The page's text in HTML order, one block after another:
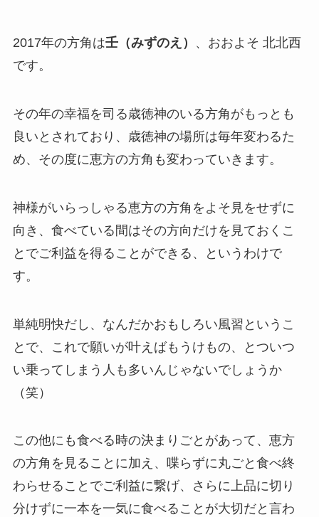
2017年の方角は壬（みずのえ） 、おおよそ 北北西
です。
その年の幸福を司る歳徳神のいる方角がもっとも
良いとされており、歳徳神の場所は毎年変わるた
め、その度に恵方の方角も変わっていきます。
神様がいらっしゃる恵方の方角をよそ見をせずに
向き、食べている間はその方向だけを見ておくこ
とでご利益を得ることができる、というわけで
す。
単純明快だし、なんだかおもしろい風習というこ
とで、これで願いが叶えばもうけもの、とついつ
い乗ってしまう人も多いんじゃないでしょうか
（笑）
この他にも食べる時の決まりごとがあって、恵方
の方角を見ることに加え、喋らずに丸ごと食べ終
わらせることでご利益に繋げ、さらに上品に切り
分けずに一本を一気に食べることが大切だと言わ